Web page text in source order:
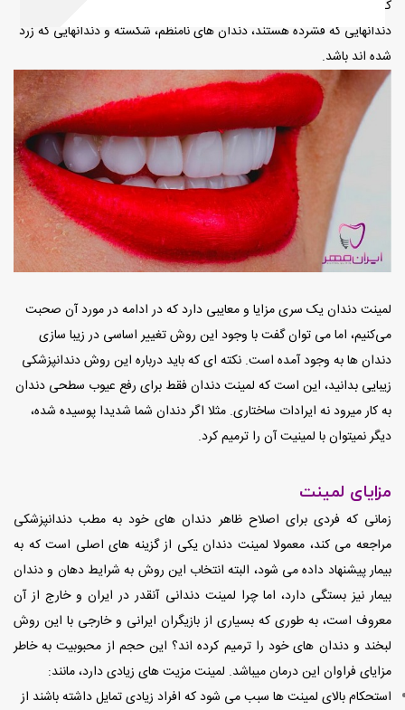
که مربوط به سطح دندان است، مثلا این روش می تواند درمان خوبی برای
دندانهایی که فشرده هستند، دندان های نامنظم، شکسته و دندانهایی که زرد
شده اند باشد.
لمینت دندان یک سری مزایا و معایبی دارد که در ادامه در مورد آن صحبت
می‌کنیم، اما می توان‌ گفت با وجود این روش تغییر اساسی در زیبا سازی
دندان ها به وجود آمده است. نکته ای که باید درباره این روش دندانپزشکی
زیبایی بدانید، این است که لمینت دندان فقط برای رفع عیوب سطحی دندان
به کار میرود نه ایرادات ساختاری. مثلا اگر دندان شما شدیدا پوسیده شده،
دیگر نمیتوان با لمینیت آن را ترمیم کرد.
مزایای لمینت
زمانی که فردی برای اصلاح ظاهر دندان های خود به مطب دندانپزشکی
مراجعه می کند، معمولا لمینت دندان یکی از گزینه های اصلی است که به
بیمار پیشنهاد داده می شود، البته انتخاب این روش به شرایط دهان و دندان
بیمار نیز بستگی دارد، اما چرا لمینت دندانی آنقدر در ایران و خارج از آن
معروف است، به طوری که بسیاری از بازیگران ایرانی و خارجی با این روش
لبخند و دندان های خود را ترمیم کرده اند؟ این حجم از محبوبیت به خاطر
مزایای فراوان این درمان میباشد. لمینت مزیت های زیادی دارد، مانند:
استحکام بالای لمینت ها سبب می شود که افراد زیادی تمایل داشته باشند از